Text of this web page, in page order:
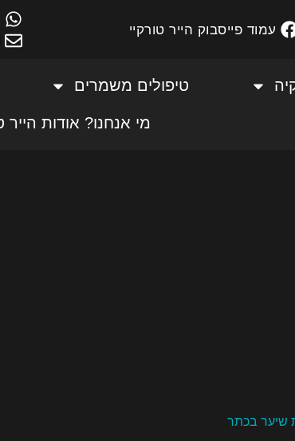
עמוד פייסבוק הייר טורקיי
טיפולים משמרים
מי אנחנו? אודות הייר
שיער בכתר